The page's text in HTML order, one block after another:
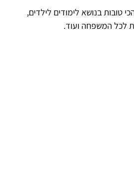
טובות בנושא לימודים לילדים,
לכל המשפחה ועוד.